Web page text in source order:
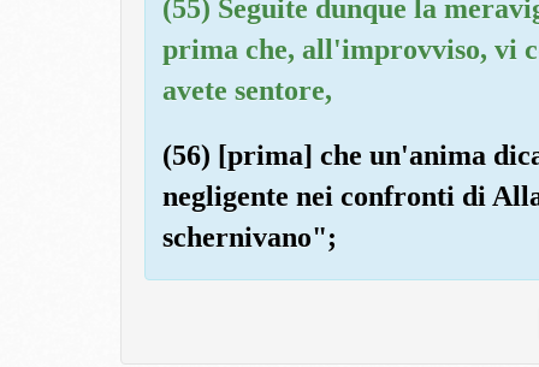
(55) Seguite dunque la
prima che, all'improvviso, vi
avete sentore,
(56) [prima] che un'anima
negligente nei confronti di
schernivano";